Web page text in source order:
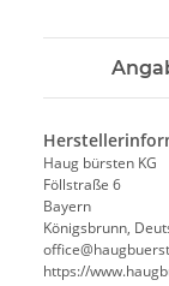
Haug bürsten KG
Föllstraße 6
Bayern
Königsbrunn,
https://